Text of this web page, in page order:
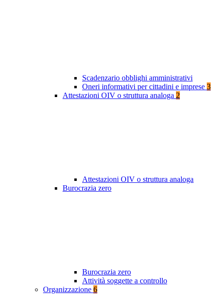
Scadenzario obblighi amministrativi
Oneri informativi per cittadini e imprese 3
Attestazioni OIV o struttura analoga 2
Attestazioni OIV o struttura analoga
Burocrazia zero
Burocrazia zero
Attività soggette a controllo
Organizzazione 6